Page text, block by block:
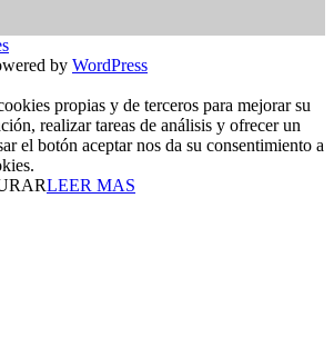
by WordPress
propias y de terceros para mejorar su
realizar tareas de análisis y ofrecer un
el botón aceptar nos da su consentimiento a
LEER MAS